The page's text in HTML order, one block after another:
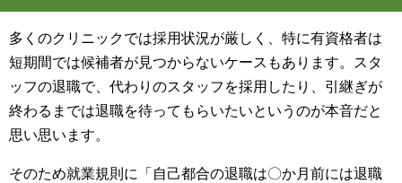
多くのクリニックでは採用状況が厳しく、特に有資格者は
短期間では候補者が見つからないケースもあります。スタ
ッフの退職で、代わりのスタッフを採用したり、引継ぎが
終わるまでは退職を待ってもらいたいというのが本音だと
思い思います。
そのため就業規則に「自己都合の退職は〇か月前には退職